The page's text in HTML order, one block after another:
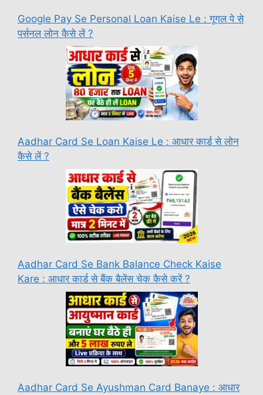
Google Pay Se Personal Loan Kaise Le : गूगल पे से
पर्सनल लोन कैसे लें ?
Aadhar Card Se Loan Kaise Le : आधार कार्ड से लोन
कैसे लें ?
Aadhar Card Se Bank Balance Check Kaise
Kare : आधार कार्ड से बैंक बैलेंस चेक कैसे करें ?
Aadhar Card Se Ayushman Card Banaye : आधार